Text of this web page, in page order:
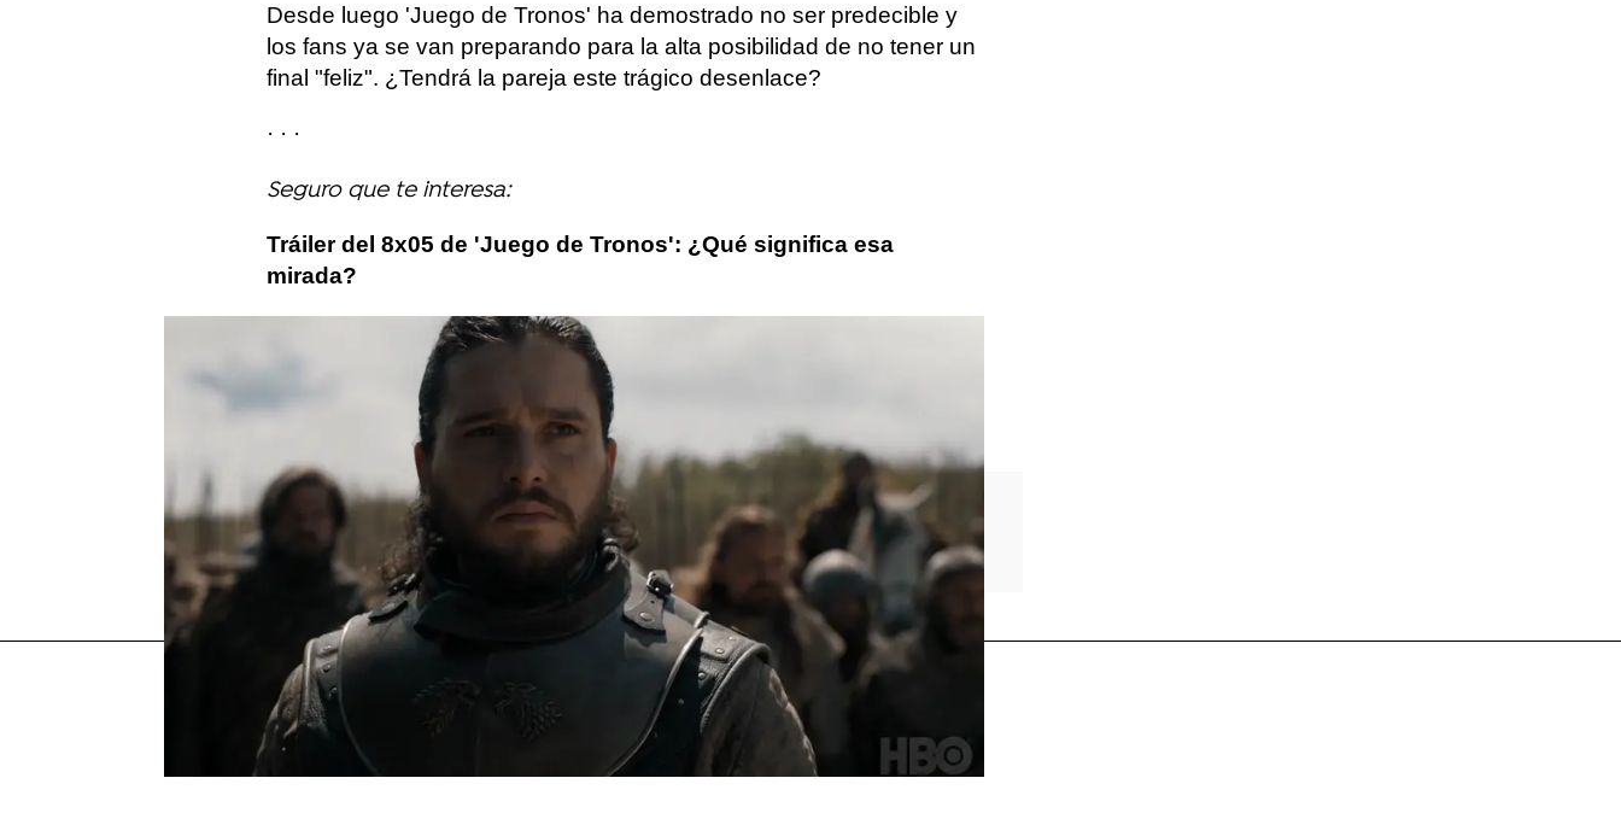
Desde luego 'Juego de Tronos' ha demostrado no ser predecible y
los fans ya se van preparando para la alta posibilidad de no tener un
final "feliz". ¿Tendrá la pareja este trágico desenlace?
· · ·
Seguro que te interesa:
Tráiler del 8x05 de 'Juego de Tronos': ¿Qué significa esa
mirada?
Juego de Tronos Jon Snow Daenerys Targaryen